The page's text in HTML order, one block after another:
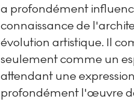
a profondément
connaissance de
évolution artistique. Il
seulement comme un
attendant une
profondément l'œuvre